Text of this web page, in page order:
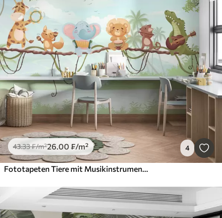
43.33₣/m²26.00 ₣/m² 4
Fototapeten Tiere mit Musikinstrumenten vor einer tropischen Landschaft